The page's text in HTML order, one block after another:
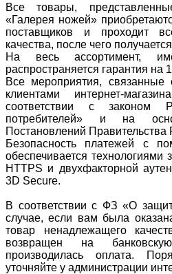
Все товары,
«Галерея ножей»
поставщиков и проходит
качества, после чего
На весь ассортимент,
распространяется гарантия на
Все мероприятия,
клиентами интернет-
соответствии с
потребителей» и на
Постановлений Правительства
Безопасность платежей с
обеспечивается
HTTPS и двухфакторной
3D Secure.
В соответствии с ФЗ «О
случае, если вам была
товар ненадлежащего
возвращен на
производилась оплата.
уточняйте у администрации